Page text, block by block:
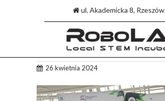
ul. Akademicka 8, Rzeszów
26 kwietnia 2024